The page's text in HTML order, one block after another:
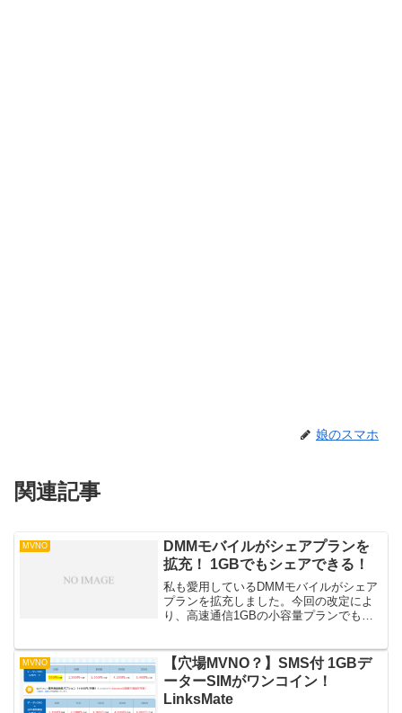
娘のスマホ
関連記事
MVNO
DMMモバイルがシェアプランを
拡充！ 1GBでもシェアできる！
私も愛用しているDMMモバイルがシェア
プランを拡充しました。今回の改定によ
り、高速通信1GBの小容量プランでも
の追加料金がかかります。たとえば、音
声通話付き1G...
MVNO
【穴場MVNO？】SMS付 1GBデ
ーターSIMがワンコイン！
LinksMate